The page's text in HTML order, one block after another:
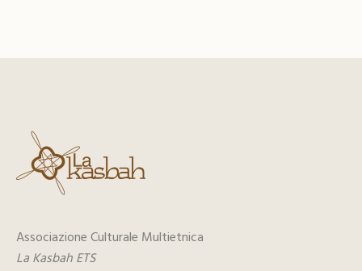
Associazione Culturale Multietnica
La Kasbah ETS